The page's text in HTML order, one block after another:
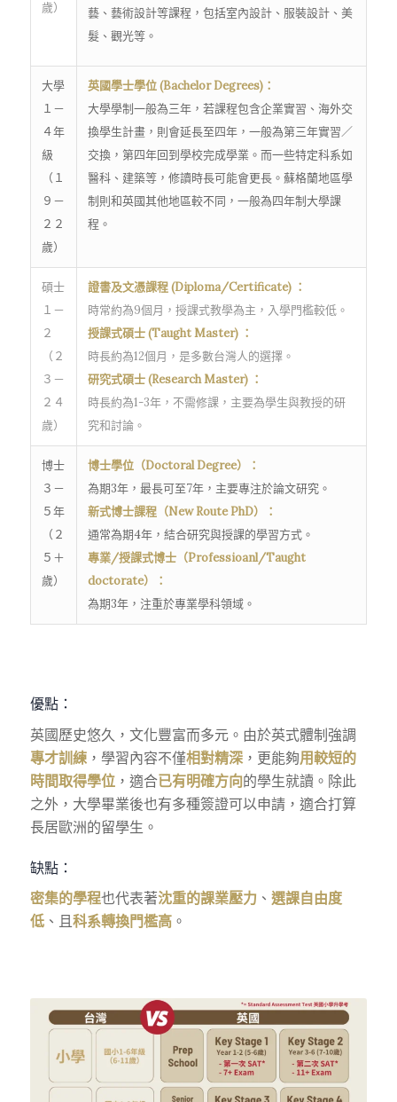
藝、藝術設計等課程，包括室內設計、服裝設計、美
髮、觀光等。
歲）
大學
１－
４年
級
（１
９－
２２
歲）
英國學士學位 (Bachelor Degrees)：
大學學制一般為三年，若課程包含企業實習、海外交
換學生計畫，則會延長至四年，一般為第三年實習／
交換，第四年回到學校完成學業。而一些特定科系如
醫科、建築等，修讀時長可能會更長。蘇格蘭地區學
制則和英國其他地區較不同，一般為四年制大學課
程。
碩士
１－
２
（２
３－
２４
歲）
證書及文憑課程 (Diploma/Certificate) ：
時常約為9個月，授課式教學為主，入學門檻較低。
授課式碩士 (Taught Master) ：
時長約為12個月，是多數台灣人的選擇。
研究式碩士 (Research Master) ：
時長約為1-3年，不需修課，主要為學生與教授的研
究和討論。
博士
３－
５年
（２
５＋
歲）
博士學位（Doctoral Degree）：
為期3年，最長可至7年，主要專注於論文研究。
新式博士課程（New Route PhD）：
通常為期4年，結合研究與授課的學習方式。
專業/授課式博士（Professioanl/Taught
doctorate）：
為期3年，注重於專業學科領域。
優點：
英國歷史悠久，文化豐富而多元。由於英式體制強調
專才訓練，學習內容不僅相對精深，更能夠用較短的
時間取得學位，適合已有明確方向的學生就讀。除此
之外，大學畢業後也有多種簽證可以申請，適合打算
長居歐洲的留學生。
缺點：
密集的學程也代表著沈重的課業壓力 、 選課自由度
低、且科系轉換門檻高。